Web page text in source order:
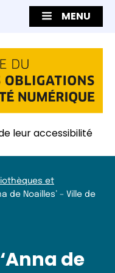
MENU
leur accessibilité
et
de Noailles’ – Ville de
de